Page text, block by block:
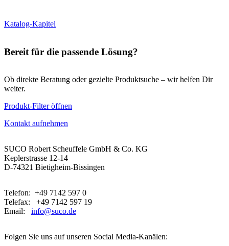
Katalog-Kapitel
Bereit für die passende Lösung?
Ob direkte Beratung oder gezielte Produktsuche – wir helfen Dir
weiter.
Produkt-Filter öffnen
Kontakt aufnehmen
SUCO Robert Scheuffele GmbH & Co. KG
Keplerstrasse 12-14
D-74321 Bietigheim-Bissingen
Telefon: +49 7142 597 0
Telefax: +49 7142 597 19
Email: info@suco.de
Folgen Sie uns auf unseren Social Media-Kanälen: